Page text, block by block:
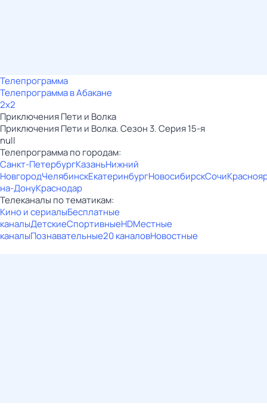
Телепрограмма
Телепрограмма в Абакане
2x2
Приключения Пети и Волка
Приключения Пети и Волка. Сезон 3. Серия 15-я
null
Телепрограмма по городам:
Санкт-ПетербургКазаньНижний
НовгородЧелябинскЕкатеринбургНовосибирскСочи
на-ДонуКраснодар
Телеканалы по тематикам:
Кино и сериалыБесплатные
каналыДетскиеСпортивныеHDМестные
каналыПознавательные20 каналовНовостные